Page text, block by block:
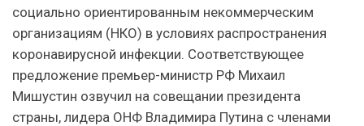
социально ориентированным некоммерческим
организациям (НКО) в условиях распространения
коронавирусной инфекции. Соответствующее
предложение премьер-министр РФ Михаил
Мишустин озвучил на совещании президента
страны, лидера ОНФ Владимира Путина с членами